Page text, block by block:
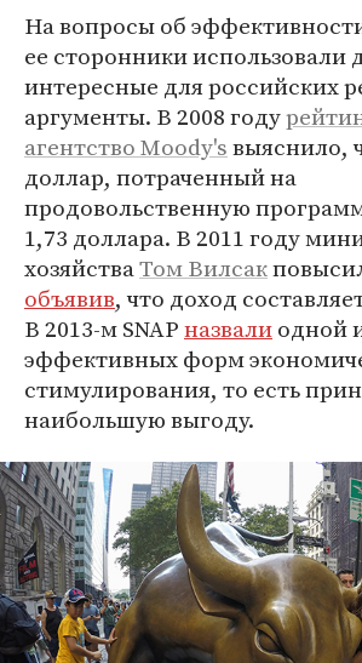
На вопросы об
ее сторонники использовали
интересные для российских
аргументы. В 2008 году
агентство Moody'sвыяснило,
доллар, потраченный на
продовольственную
1,73 доллара. В 2011 году
хозяйстваТом Вилсак
объявив, что доход
В 2013-м SNAPназвалиодной
эффективных форм
стимулирования, то есть
наибольшую выгоду.